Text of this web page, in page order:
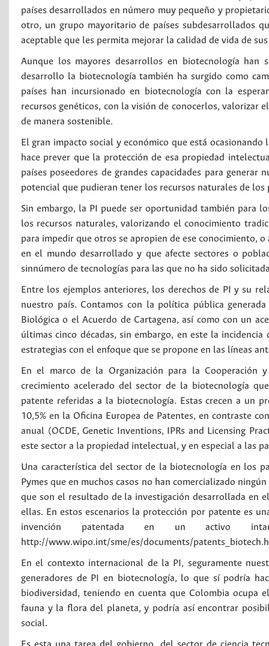
países desarrollados en número muy pequeño y
otro, un grupo mayoritario de países subdesarrollados
aceptable que les permita mejorar la calidad de vida de
Aunque los mayores desarrollos en biotecnología han
desarrollo la biotecnología también ha surgido como
países han incursionado en biotecnología con la
recursos genéticos, con la visión de conocerlos, valorizar
de manera sostenible.
El gran impacto social y económico que está
hace prever que la protección de esa propiedad
países poseedores de grandes capacidades para
potencial que pudieran tener los recursos naturales de los
Sin embargo, la PI puede ser oportunidad también para
los recursos naturales, valorizando el conocimiento
para impedir que otros se apropien de ese conocimiento,
en el mundo desarrollado y que afecte sectores o
sinnúmero de tecnologías para las que no ha sido
Entre los ejemplos anteriores, los derechos de PI y su
nuestro país. Contamos con la política pública
Biológica o el Acuerdo de Cartagena, así como con un
últimas cinco décadas, sin embargo, en este la
estrategias con el enfoque que se propone en las líneas
En el marco de la Organización para la Cooperación
crecimiento acelerado del sector de la biotecnología
patente referidas a la biotecnología. Estas crecen a un
10,5% en la Oficina Europea de Patentes, en contraste
anual (OCDE, Genetic Inventions, IPRs and Licensing
este sector a la propiedad intelectual, y en especial a las
Una característica del sector de la biotecnología en los
Pymes que en muchos casos no han comercializado
que son el resultado de la investigación desarrollada en
ellas. En estos escenarios la protección por patente es
invención patentada en un activo
http://www.wipo.int/sme/es/documents/
En el contexto internacional de la PI, seguramente
generadores de PI en biotecnología, lo que sí podría
biodiversidad, teniendo en cuenta que Colombia ocupa
fauna y la flora del planeta, y podría así encontrar
social.